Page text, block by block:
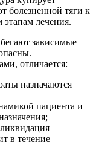
болезненной тяги к
лечения.
зависимые
отличается:
назначаются
пациента и
в течение